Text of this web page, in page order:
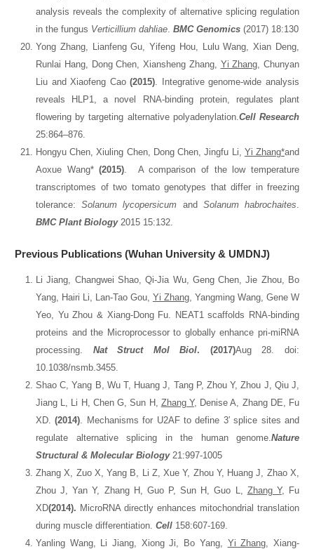
analysis reveals the complexity of alternative splicing regulation
in the fungus Verticillium dahliae. BMC Genomics (2017) 18:130
Yong Zhang, Lianfeng Gu, Yifeng Hou, Lulu Wang, Xian Deng,
Runlai Hang, Dong Chen, Xiansheng Zhang, Yi Zhang, Chunyan
Liu and Xiaofeng Cao(2015). Integrative genome-wide analysis
reveals HLP1, a novel RNA-binding protein, regulates plant
flowering by targeting alternative polyadenylation.Cell Research
25:864–876.
Hongyu Chen, Xiuling Chen, Dong Chen, Jingfu Li, Yi Zhang*and
Aoxue Wang*(2015). A comparison of the low temperature
transcriptomes of two tomato genotypes that differ in freezing
tolerance:Solanum lycopersicum and Solanum habrochaites.
BMC Plant Biology2015 15:132.
Previous PUblications (Wuhan University & UMDNJ)
Li Jiang, Changwei Shao, Qi-Jia Wu, Geng Chen, Jie Zhou, Bo
Yang, Hairi Li, Lan-Tao Gou, Yi Zhang, Yangming Wang, Gene W
Yeo, Yu Zhou & Xiang-Dong Fu. NEAT1 scaffolds RNA-binding
proteins and the Microprocessor to globally enhance pri-miRNA
processing. Nat Struct Mol Biol. (2017)Aug 28. doi:
10.1038/nsmb.3455.
Shao C, Yang B, Wu T, Huang J, Tang P, Zhou Y, Zhou J, Qiu J,
Jiang L, Li H, Chen G, Sun H, Zhang Y, Denise A, Zhang DE, Fu
XD.(2014). Mechanisms for U2AF to define 3′ splice sites and
regulate alternative splicing in the human genome.Nature
Structural & Molecular Biology21:997-1005
Zhang X, Zuo X, Yang B, Li Z, Xue Y, Zhou Y, Huang J, Zhao X,
Zhou J, Yan Y, Zhang H, Guo P, Sun H, Guo L, Zhang Y, Fu
XD(2014). MicroRNA directly enhances mitochondrial translation
during muscle differentiation. Cell 158:607-169.
Yanling Wang, Li Jiang, Xiong Ji, Bo Yang, Yi Zhang, Xiang-